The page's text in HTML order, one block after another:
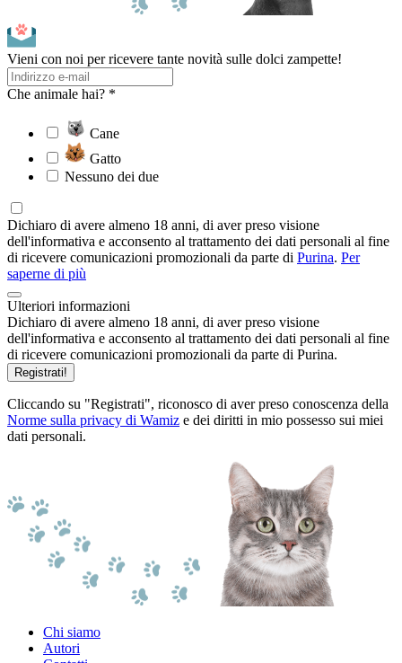
Vieni con noi per ricevere tante novità sulle dolci zampette!
Che animale hai? *
Cane
Gatto
Nessuno dei due
Dichiaro di avere almeno 18 anni, di aver preso visione
dell'informativa e acconsento al trattamento dei dati personali al fine
di ricevere comunicazioni promozionali da parte di Purina. Per
saperne di più
Ulteriori informazioni
Dichiaro di avere almeno 18 anni, di aver preso visione
dell'informativa e acconsento al trattamento dei dati personali al fine
di ricevere comunicazioni promozionali da parte di Purina.
Registrati!
Cliccando su "Registrati", riconosco di aver preso conoscenza della
Norme sulla privacy di Wamiz e dei diritti in mio possesso sui miei
dati personali.
Chi siamo
Autori